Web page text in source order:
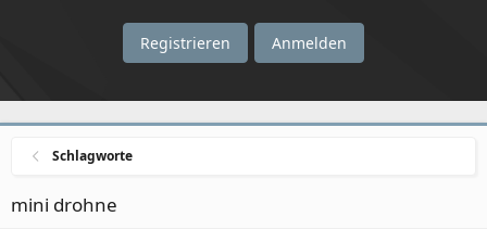
Registrieren Anmelden
Schlagworte
mini drohne